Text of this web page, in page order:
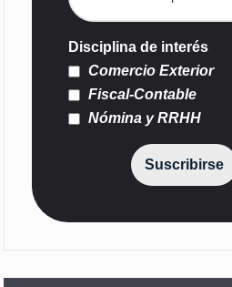
Disciplina de interés
Comercio Exterior
Fiscal-Contable
Nómina y RRHH
Suscribirse